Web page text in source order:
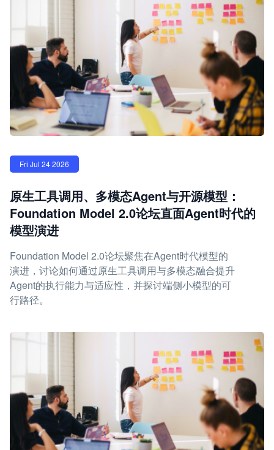
Fri Jul 24 2026
原生工具调用、多模态Agent与开源模型：
Foundation Model 2.0论坛直面Agent时代的
模型演进
Foundation Model 2.0论坛聚焦在Agent时代模型的
演进，讨论如何通过原生工具调用与多模态融合提升
Agent的执行能力与适应性，并探讨端侧小模型的可
行路径。